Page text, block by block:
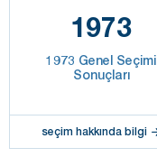
1973
1973 Genel Seçimi
Sonuçları
seçim hakkında bilgi